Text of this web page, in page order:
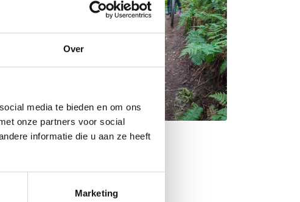
Over
media te bieden en om ons
onze partners voor social
informatie die u aan ze heeft
Marketing